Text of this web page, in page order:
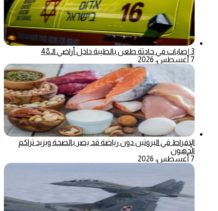
3 إصابات في حادثة طعن بالطيبة داخل أراضي الـ48
7 أغسطس، 2026
الإفراط في البروتين دون رياضة قد يضر بالصحة ويزيد تراكم
الدهون
7 أغسطس، 2026